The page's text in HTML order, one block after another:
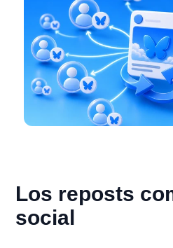
Los reposts
social